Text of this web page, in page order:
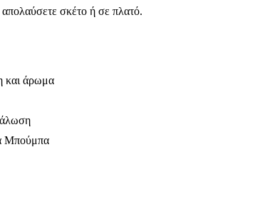
σκέτο ή σε πλατό.
και άρωμα
Μπούμπα